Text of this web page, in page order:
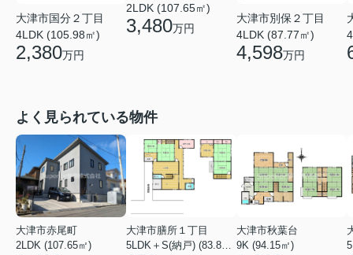
大津市国分２丁目
4LDK (105.98㎡)
2,380万円
2LDK (107.65㎡)
3,480万円
大津市別保２丁目
4LDK (87.77㎡)
4,598万円
よく見られている物件
大津市赤尾町
2LDK (107.65㎡)
大津市膳所１丁目
5LDK＋S(納戸) (83.82㎡)
大津市秋葉台
9K (94.15㎡)